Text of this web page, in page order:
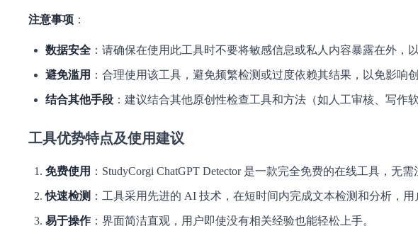
注意事项 ：
数据安全 ：请确保在使用此工具时不要将敏感信息或私人内容暴露在外，
避免滥用 ：合理使用该工具，避免频繁检测或过度依赖其结果，以免影响
结合其他手段 ：建议结合其他原创性检查工具和方法（如人工审核、写作
工具优势特点及使用建议
免费使用 ：StudyCorgi ChatGPT Detector 是一款完全免费的在线工具，无
快速检测 ：工具采用先进的 AI 技术，在短时间内完成文本检测和分析，用
易于操作：界面简洁直观，用户即使没有相关经验也能轻松上手。